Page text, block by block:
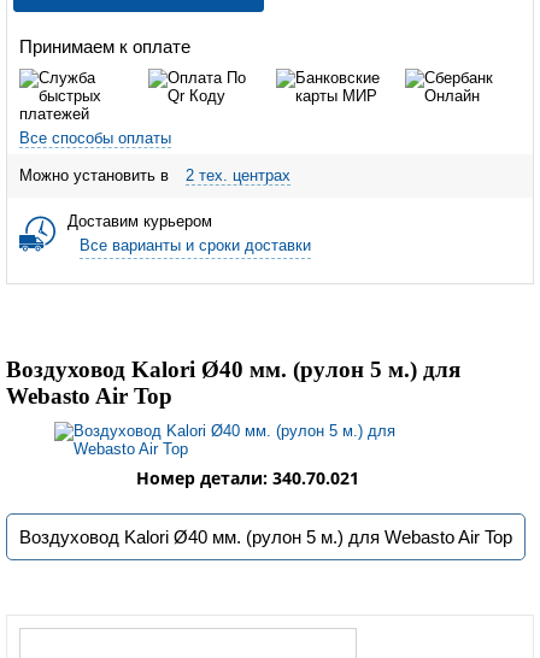
Принимаем к оплате
Все способы оплаты
Можно установить в 2 тех. центрах
Доставим курьером
Все варианты и сроки доставки
Воздуховод Kalori Ø40 мм. (рулон 5 м.) для
Webasto Air Top
Номер детали: 340.70.021
Воздуховод Kalori Ø40 мм. (рулон 5 м.) для Webasto Air Top